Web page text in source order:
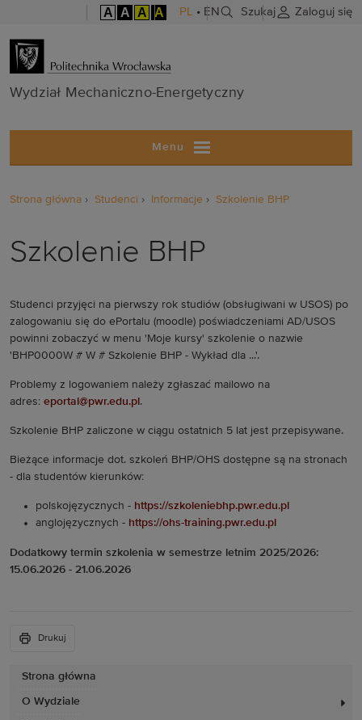
A A A A PL • EN Szukaj Zaloguj się
Wydział
Wydział Mechaniczno-Energetyczny
Menu
Strona główna
O Wydziale
Strona główna Studenci Informacje Szkolenie BHP
Szkolenie BHP
Studenci przyjęci na pierwszy rok studiów (obsługiwani w USOS) po
zalogowaniu się do ePortalu (moodle) poświadczeniami AD/USOS
powinni zobaczyć w menu 'Moje kursy' szkolenie o nazwie
'BHP0000W # W # Szkolenie BHP - Wykład dla ...'.
Problemy z logowaniem należy zgłaszać mailowo na
adres: eportal@pwr.edu.pl .
Szkolenie BHP zaliczone w ciągu ostatnich 5 lat jest przepisywane.
Bieżące informacje dot. szkoleń BHP/OHS dostępne są na stronach
- dla studentów kierunków:
polskojęzycznych - https://szkoleniebhp.pwr.edu.pl
anglojęzycznych - https://ohs-training.pwr.edu.pl
Dodatkowy termin szkolenia w semestrze letnim 2025/2026:
15.06.2026 - 21.06.2026
Drukuj